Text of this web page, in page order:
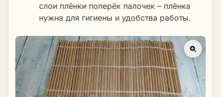
слои плёнки поперёк палочек – плёнка
нужна для гигиены и удобства работы.